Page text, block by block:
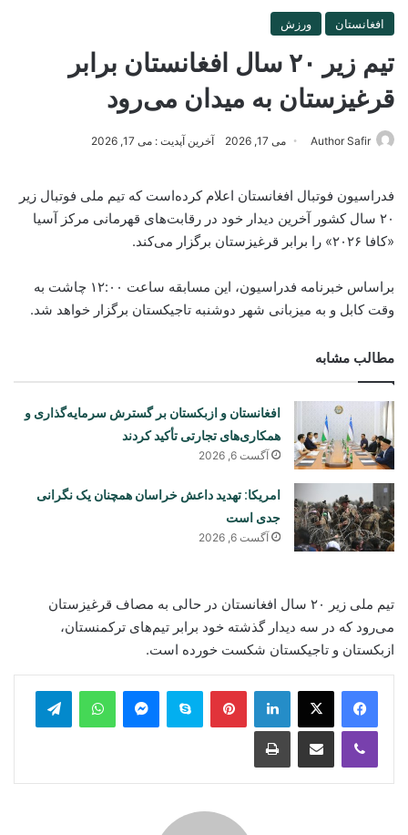
افغانستان ورزش
تیم زیر ۲۰ سال افغانستان برابر
قرغیزستان به میدان می‌رود
Author Safir می 17, 2026 آخرین آپدیت : می 17, 2026
فدراسیون فوتبال افغانستان اعلام کرده‌است که تیم ملی فوتبال زیر
۲۰ سال کشور آخرین دیدار خود در رقابت‌های قهرمانی مرکز آسیا
«کافا ۲۰۲۶» را برابر قرغیزستان برگزار می‌کند.
براساس خبرنامه فدراسیون، این مسابقه ساعت ۱۲:۰۰ چاشت به
وقت کابل و به میزبانی شهر دوشنبه تاجیکستان برگزار خواهد شد.
مطالب مشابه
افغانستان و ازبکستان بر گسترش سرمایه‌گذاری و
همکاری‌های تجارتی تأکید کردند
آگست 6, 2026
امریکا: تهدید داعش خراسان همچنان یک نگرانی
جدی است
آگست 6, 2026
تیم ملی زیر ۲۰ سال افغانستان در حالی به مصاف قرغیزستان
می‌رود که در سه دیدار گذشته خود برابر تیم‌های ترکمنستان،
ازبکستان و تاجیکستان شکست خورده است.
LinkedIn
Pinterest
Skype
Messenger
WhatsApp
Viber
Share via Email
Print